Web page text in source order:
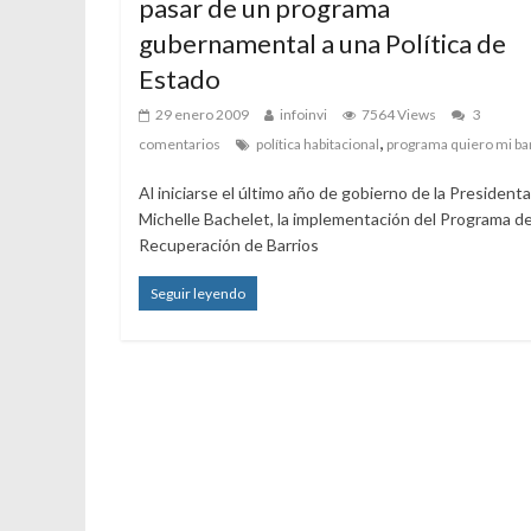
pasar de un programa
gubernamental a una Política de
Estado
29 enero 2009 infoinvi 7564 Views
3
comentarios
política habitacional, programa quiero mi
Al iniciarse el último año de gobierno de la Presidenta
Michelle Bachelet, la implementación del Programa
Recuperación de Barrios
Seguir leyendo